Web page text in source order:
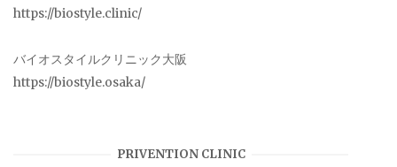
https://biostyle.clinic/
バイオスタイルクリニック大阪
https://biostyle.osaka/
PRIVENTION CLINIC